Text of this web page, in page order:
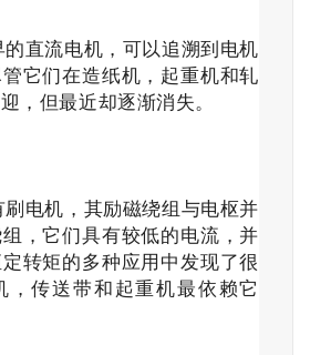
直流电机，可以追溯到电机
它们在造纸机，起重机和轧
，但最近却逐渐消失。
电机，其励磁绕组与电枢并
，它们具有较低的电流，并
转矩的多种应用中发现了很
，传送带和起重机最依赖它